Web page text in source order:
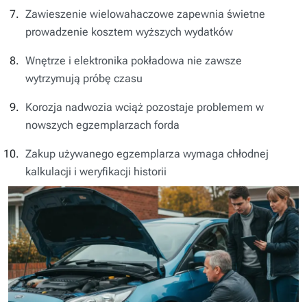
Zawieszenie wielowahaczowe zapewnia świetne
prowadzenie kosztem wyższych wydatków
Wnętrze i elektronika pokładowa nie zawsze
wytrzymują próbę czasu
Korozja nadwozia wciąż pozostaje problemem w
nowszych egzemplarzach forda
Zakup używanego egzemplarza wymaga chłodnej
kalkulacji i weryfikacji historii